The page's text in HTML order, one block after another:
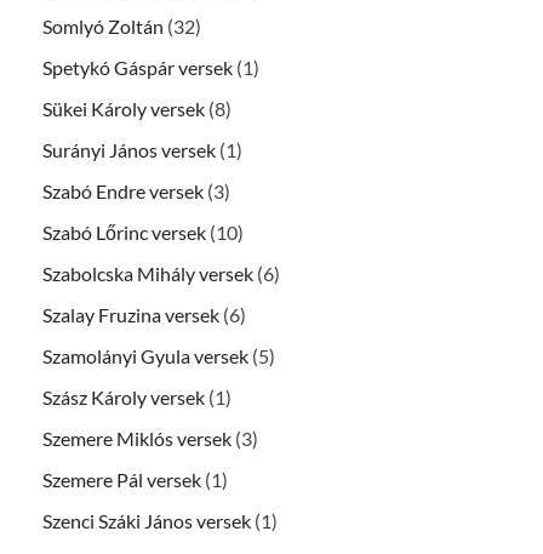
Somlyó Zoltán (32)
Spetykó Gáspár versek (1)
Sükei Károly versek (8)
Surányi János versek (1)
Szabó Endre versek (3)
Szabó Lőrinc versek (10)
Szabolcska Mihály versek (6)
Szalay Fruzina versek (6)
Szamolányi Gyula versek (5)
Szász Károly versek (1)
Szemere Miklós versek (3)
Szemere Pál versek (1)
Szenci Száki János versek (1)